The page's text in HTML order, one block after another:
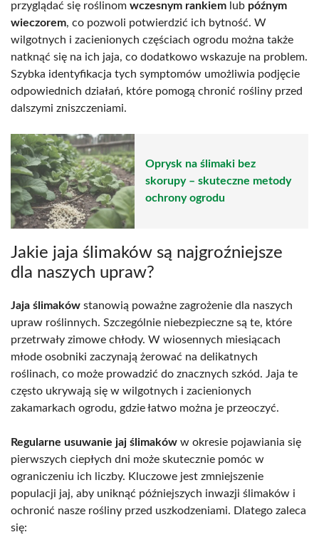
przyglądać się roślinom wczesnym rankiem lub późnym
wieczorem, co pozwoli potwierdzić ich bytność. W
wilgotnych i zacienionych częściach ogrodu można także
natknąć się na ich jaja, co dodatkowo wskazuje na problem.
Szybka identyfikacja tych symptomów umożliwia podjęcie
odpowiednich działań, które pomogą chronić rośliny przed
dalszymi zniszczeniami.
Oprysk na ślimaki bez
skorupy – skuteczne metody
ochrony ogrodu
Jakie jaja ślimaków są najgroźniejsze
dla naszych upraw?
Jaja ślimaków stanowią poważne zagrożenie dla naszych
upraw roślinnych. Szczególnie niebezpieczne są te, które
przetrwały zimowe chłody. W wiosennych miesiącach
młode osobniki zaczynają żerować na delikatnych
roślinach, co może prowadzić do znacznych szkód. Jaja te
często ukrywają się w wilgotnych i zacienionych
zakamarkach ogrodu, gdzie łatwo można je przeoczyć.
Regularne usuwanie jaj ślimaków w okresie pojawiania się
pierwszych ciepłych dni może skutecznie pomóc w
ograniczeniu ich liczby. Kluczowe jest zmniejszenie
populacji jaj, aby uniknąć późniejszych inwazji ślimaków i
ochronić nasze rośliny przed uszkodzeniami. Dlatego zaleca
się: